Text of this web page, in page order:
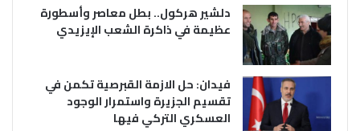
دلشير هركول.. بطل معاصر وأسطورة
عظيمة في ذاكرة الشعب الإيزيدي
فيدان: حل الازمة القبرصية تكمن في
تقسيم الجزيرة واستمرار الوجود
العسكري التركي فيها